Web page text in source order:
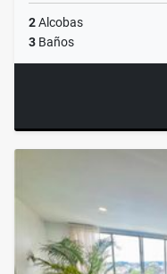
2Alcobas
3 Baños